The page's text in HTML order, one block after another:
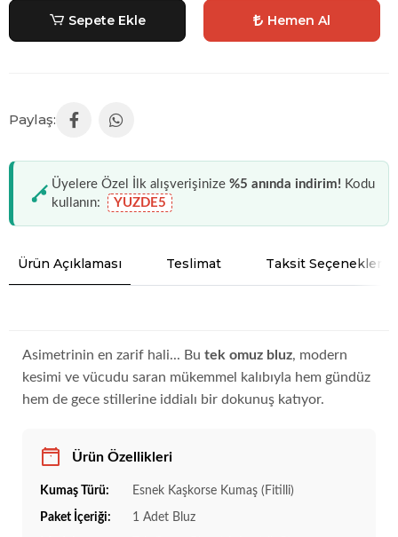
Sepete Ekle Hemen Al
Üyelere Özel İlk alışverişinize %5 anında indirim! Kodu
kullanın:
YUZDE5
Ürün Açıklaması Teslimat Taksit Seçenekleri
Asimetrinin en zarif hali... Bu tek omuz bluz, modern
kesimi ve vücudu saran mükemmel kalıbıyla hem gündüz
hem de gece stillerine iddialı bir dokunuş katıyor.
Ürün Özellikleri
Kumaş Türü: Esnek Kaşkorse Kumaş (Fitilli)
Paket İçeriği: 1 Adet Bluz